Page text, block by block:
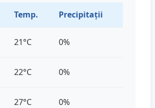
Temp. Precipitații
21°C 0%
22°C 0%
27°C 0%